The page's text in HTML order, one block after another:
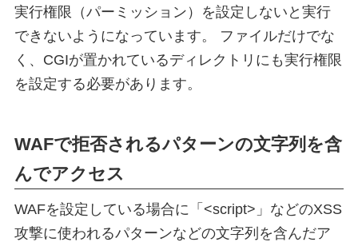
実行権限（パーミッション）を設定しないと実行
できないようになっています。 ファイルだけでな
く、CGIが置かれているディレクトリにも実行権限
を設定する必要があります。
WAFで拒否されるパターンの文字列を含
んでアクセス
WAFを設定している場合に「<script>」などのXSS
攻撃に使われるパターンなどの文字列を含んだア